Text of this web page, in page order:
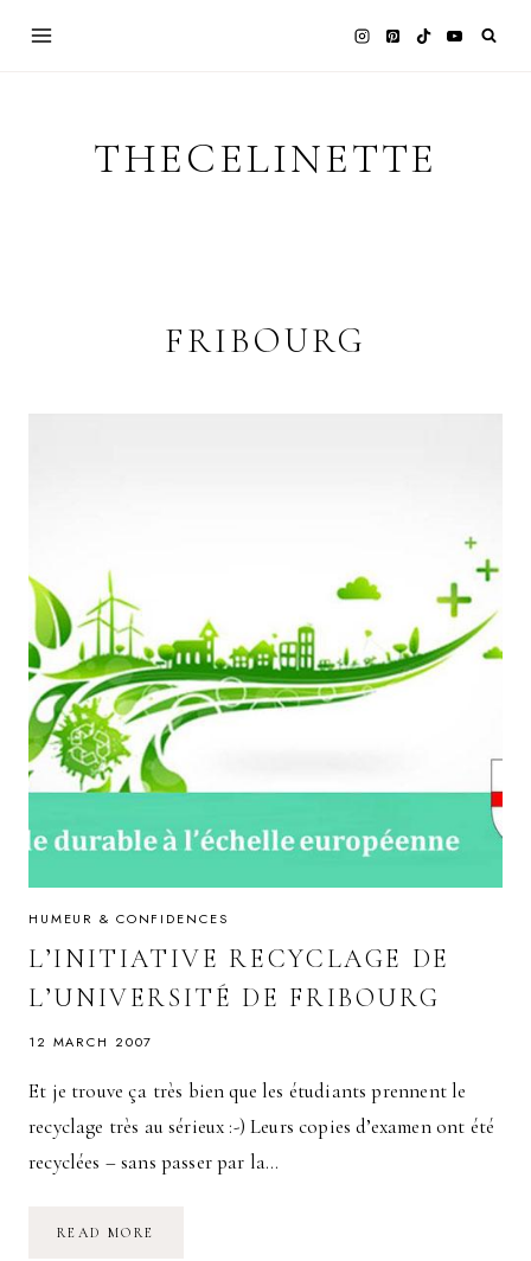
THECELINETTE
FRIBOURG
HUMEUR & CONFIDENCES
L’INITIATIVE RECYCLAGE DE
L’UNIVERSITÉ DE FRIBOURG
12 MARCH 2007
Et je trouve ça très bien que les étudiants prennent le
recyclage très au sérieux :-) Leurs copies d’examen ont été
recyclées – sans passer par la…
READ MORE